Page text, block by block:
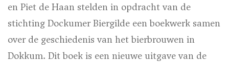
en Piet de Haan stelden in opdracht van de
stichting Dockumer Biergilde een boekwerk samen
over de geschiedenis van het bierbrouwen in
Dokkum. Dit boek is een nieuwe uitgave van de